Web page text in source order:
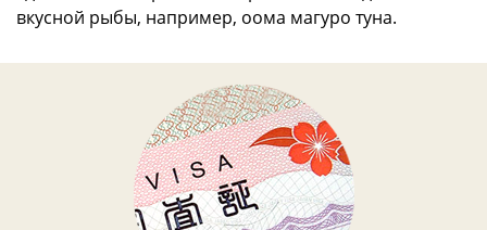
вкусной рыбы, например, оома магуро туна.